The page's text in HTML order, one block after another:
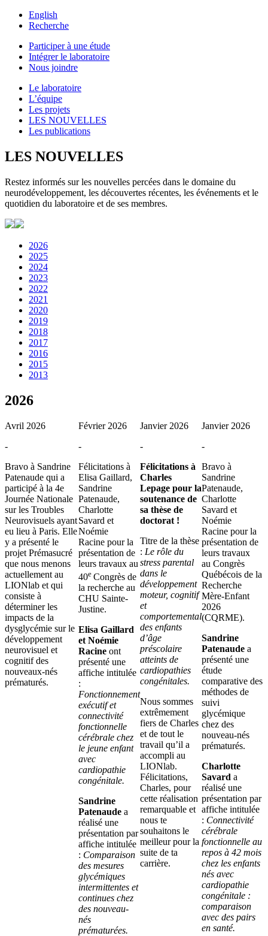
English
Recherche
Participer à une étude
Intégrer le laboratoire
Nous joindre
Le laboratoire
L’équipe
Les projets
LES NOUVELLES
Les publications
LES NOUVELLES
Restez informés sur les nouvelles percées dans le domaine du
neurodéveloppement, les découvertes récentes, les événements et le
quotidien du laboratoire et de ses membres.
2026
2025
2024
2023
2022
2021
2020
2019
2018
2017
2016
2015
2013
2026
Avril 2026
-
Bravo à Sandrine
Patenaude qui a
participé à la 4e
Journée Nationale
sur les Troubles
Neurovisuels ayant
eu lieu à Paris. Elle
y a présenté le
projet Prémasucré
que nous menons
actuellement au
LIONlab et qui
consiste à
déterminer les
impacts de la
dysglycémie sur le
développement
neurovisuel et
cognitif des
nouveaux-nés
prématurés.
Février 2026
-
Félicitations à
Elisa Gaillard,
Sandrine
Patenaude,
Charlotte
Savard et
Noémie
Racine pour la
présentation de
leurs travaux au
40e Congrès de
la recherche au
CHU Sainte-
Justine.
Elisa Gaillard
et Noémie
Racine ont
présenté une
affiche intitulée
:
Fonctionnement
exécutif et
connectivité
fonctionnelle
cérébrale chez
le jeune enfant
avec
cardiopathie
congénitale.
Sandrine
Patenaude a
réalisé une
présentation par
affiche intitulée
: Comparaison
des mesures
glycémiques
intermittentes et
continues chez
des nouveau-
nés
prématurées.
Janvier 2026
-
Félicitations à
Charles
Lepage pour la
soutenance de
sa thèse de
doctorat !
Titre de la thèse
: Le rôle du
stress parental
dans le
développement
moteur, cognitif
et
comportemental
des enfants
d’âge
préscolaire
atteints de
cardiopathies
congénitales.
Nous sommes
extrêmement
fiers de Charles
et de tout le
travail qu’il a
accompli au
LIONlab.
Félicitations,
Charles, pour
cette réalisation
remarquable et
nous te
souhaitons le
meilleur pour la
suite de ta
carrière.
Janvier 2026
-
Bravo à
Sandrine
Patenaude,
Charlotte
Savard et
Noémie
Racine pour la
présentation de
leurs travaux
au Congrès
Québécois de la
Recherche
Mère-Enfant
2026
(CQRME).
Sandrine
Patenaude a
présenté une
étude
comparative des
méthodes de
suivi
glycémique
chez des
nouveau-nés
prématurés.
Charlotte
Savard a
réalisé une
présentation par
affiche intitulée
: Connectivité
cérébrale
fonctionnelle au
repos à 42 mois
chez les enfants
nés avec
cardiopathie
congénitale :
comparaison
avec des pairs
en santé.